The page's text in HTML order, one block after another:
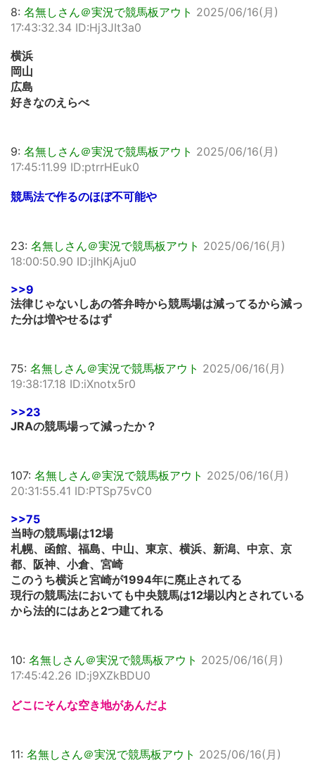
8: 名無しさん＠実況で競馬板アウト 2025/06/16(月)
17:43:32.34 ID:Hj3JIt3a0
横浜
岡山
広島
好きなのえらべ
9: 名無しさん＠実況で競馬板アウト 2025/06/16(月)
17:45:11.99 ID:ptrrHEuk0
競馬法で作るのほぼ不可能や
23: 名無しさん＠実況で競馬板アウト 2025/06/16(月)
18:00:50.90 ID:jlhKjAju0
>>9
法律じゃないしあの答弁時から競馬場は減ってるから減っ
た分は増やせるはず
75: 名無しさん＠実況で競馬板アウト 2025/06/16(月)
19:38:17.18 ID:iXnotx5r0
>>23
JRAの競馬場って減ったか？
107: 名無しさん＠実況で競馬板アウト 2025/06/16(月)
20:31:55.41 ID:PTSp75vC0
>>75
当時の競馬場は12場
札幌、函館、福島、中山、東京、横浜、新潟、中京、京
都、阪神、小倉、宮崎
このうち横浜と宮崎が1994年に廃止されてる
現行の競馬法においても中央競馬は12場以内とされている
から法的にはあと2つ建てれる
10: 名無しさん＠実況で競馬板アウト 2025/06/16(月)
17:45:42.26 ID:j9XZkBDU0
どこにそんな空き地があんだよ
11: 名無しさん＠実況で競馬板アウト 2025/06/16(月)